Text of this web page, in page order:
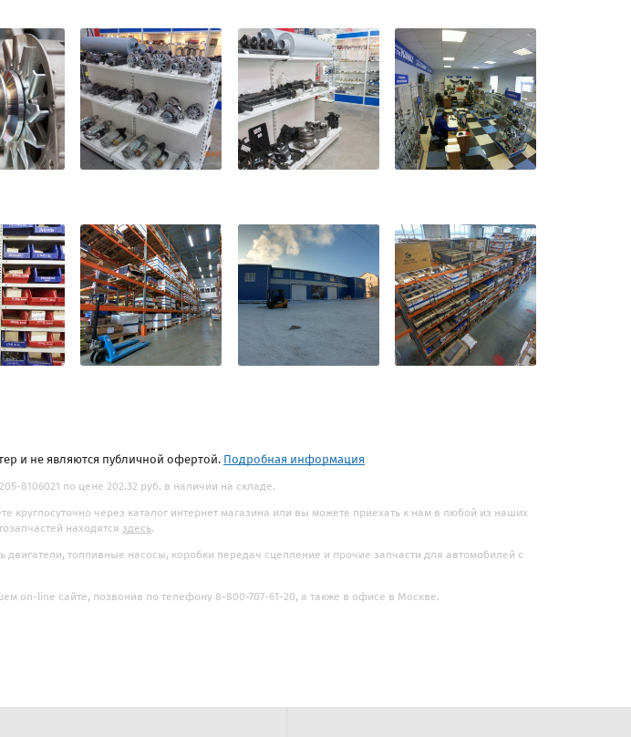
и не являются публичной офертой. Подробная информация
8106021 по цене 202.32 руб. в наличии на складе.
круглосуточно через каталог интернет магазина или вы можете приехать к нам в любой из наших
находятся здесь.
двигатели, топливные насосы, коробки передач сцепление и прочие запчасти для автомобилей с
on-line сайте, позвонив по телефону 8-800-707-61-20, а также в офисе в Москве.